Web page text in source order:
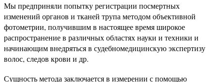
Мы предприняли попытку регистрации посмертных
изменений органов и тканей трупа методом объективной
фотометрии, получившим в настоящее время широкое
распространение в различных областях науки и техники и
начинающим внедряться в судебномедицинскую экспертизу
волос, следов крови и др.
Сущность метода заключается в измерении с помощью